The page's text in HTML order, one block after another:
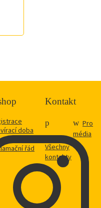
doba
nákupu
řád
Kontakt
Všechny
kontakty
Pro
média